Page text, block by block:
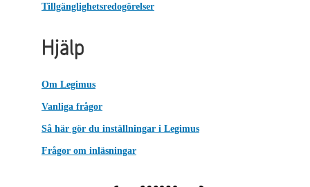
Tillgänglighetsredogörelser
Hjälp
Om Legimus
Vanliga frågor
Så här gör du inställningar i Legimus
Frågor om inläsningar